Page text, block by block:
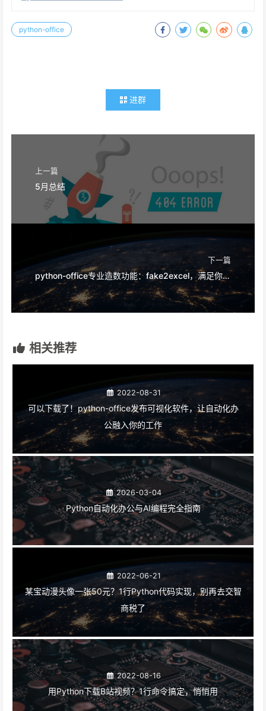
python-office
进群
上一篇
5月总结
下一篇
python-office专业造数功能：fake2excel，满足你对模拟数据的所有需求。
相关推荐
2022-08-31
可以下载了！python-office发布可视化软件，让自动化办
公融入你的工作
2026-03-04
Python自动化办公与AI编程完全指南
2022-06-21
某宝动漫头像一张50元？1行Python代码实现，别再去交智
商税了
2022-08-16
用Python下载B站视频？1行命令搞定，悄悄用